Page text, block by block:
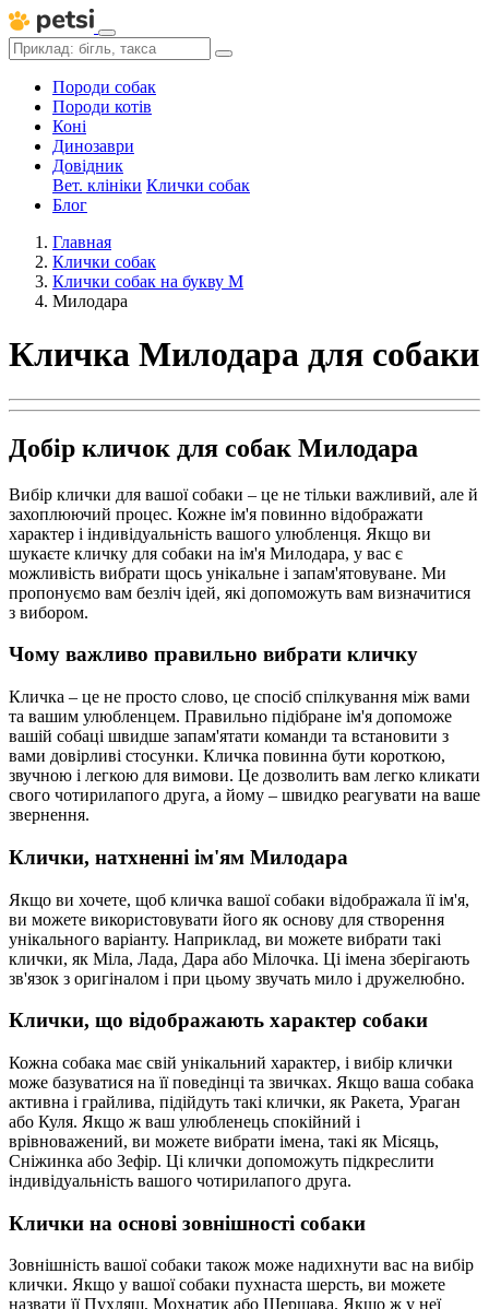
Породи собак
Породи котів
Коні
Динозаври
Довідник
Вет. клініки Клички собак
Блог
Главная
Клички собак
Клички собак на букву М
Милодара
Кличка Милодара для собаки
Добір кличок для собак Милодара
Вибір клички для вашої собаки – це не тільки важливий, але й
захоплюючий процес. Кожне ім'я повинно відображати
характер і індивідуальність вашого улюбленця. Якщо ви
шукаєте кличку для собаки на ім'я Милодара, у вас є
можливість вибрати щось унікальне і запам'ятовуване. Ми
пропонуємо вам безліч ідей, які допоможуть вам визначитися
з вибором.
Чому важливо правильно вибрати кличку
Кличка – це не просто слово, це спосіб спілкування між вами
та вашим улюбленцем. Правильно підібране ім'я допоможе
вашій собаці швидше запам'ятати команди та встановити з
вами довірливі стосунки. Кличка повинна бути короткою,
звучною і легкою для вимови. Це дозволить вам легко кликати
свого чотирилапого друга, а йому – швидко реагувати на ваше
звернення.
Клички, натхненні ім'ям Милодара
Якщо ви хочете, щоб кличка вашої собаки відображала її ім'я,
ви можете використовувати його як основу для створення
унікального варіанту. Наприклад, ви можете вибрати такі
клички, як Міла, Лада, Дара або Мілочка. Ці імена зберігають
зв'язок з оригіналом і при цьому звучать мило і дружелюбно.
Клички, що відображають характер собаки
Кожна собака має свій унікальний характер, і вибір клички
може базуватися на її поведінці та звичках. Якщо ваша собака
активна і грайлива, підійдуть такі клички, як Ракета, Ураган
або Куля. Якщо ж ваш улюбленець спокійний і
врівноважений, ви можете вибрати імена, такі як Місяць,
Сніжинка або Зефір. Ці клички допоможуть підкреслити
індивідуальність вашого чотирилапого друга.
Клички на основі зовнішності собаки
Зовнішність вашої собаки також може надихнути вас на вибір
клички. Якщо у вашої собаки пухнаста шерсть, ви можете
назвати її Пухляш, Мохнатик або Шершава. Якщо ж у неї